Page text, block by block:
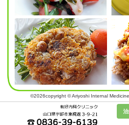
©2026copyright © Ariyoshi Internal Medicine